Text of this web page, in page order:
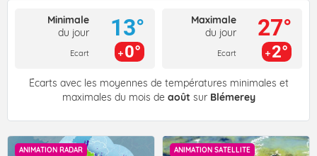
Minimale
du jour
Ecart
13°
0°
Maximale
du jour
Ecart
27°
2°
Écarts avec les moyennes de températures minimales et
maximales du mois de août sur Blémerey
ANIMATION RADAR ANIMATION SATELLITE